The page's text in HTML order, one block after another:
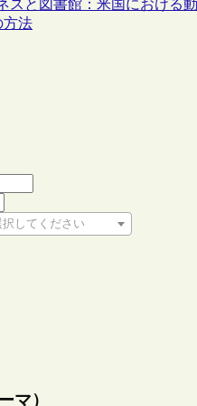
スと図書館：米国における
法
してください
さい
マ）